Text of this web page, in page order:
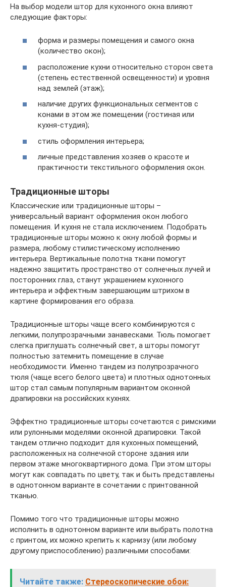
На выбор модели штор для кухонного окна влияют
следующие факторы:
форма и размеры помещения и самого окна
(количество окон);
расположение кухни относительно сторон света
(степень естественной освещенности) и уровня
над землей (этаж);
наличие других функциональных сегментов с
конами в этом же помещении (гостиная или
кухня-студия);
стиль оформления интерьера;
личные представления хозяев о красоте и
практичности текстильного оформления окон.
Традиционные шторы
Классические или традиционные шторы –
универсальный вариант оформления окон любого
помещения. И кухня не стала исключением. Подобрать
традиционные шторы можно к окну любой формы и
размера, любому стилистическому исполнению
интерьера. Вертикальные полотна ткани помогут
надежно защитить пространство от солнечных лучей и
посторонних глаз, станут украшением кухонного
интерьера и эффектным завершающим штрихом в
картине формирования его образа.
Традиционные шторы чаще всего комбинируются с
легкими, полупрозрачными занавесками. Тюль помогает
слегка приглушать солнечный свет, а шторы помогут
полностью затемнить помещение в случае
необходимости. Именно тандем из полупрозрачного
тюля (чаще всего белого цвета) и плотных однотонных
штор стал самым популярным вариантом оконной
драпировки на российских кухнях.
Эффектно традиционные шторы сочетаются с римскими
или рулонными моделями оконной драпировки. Такой
тандем отлично подходит для кухонных помещений,
расположенных на солнечной стороне здания или
первом этаже многоквартирного дома. При этом шторы
могут как совпадать по цвету, так и быть представлены
в однотонном варианте в сочетании с принтованной
тканью.
Помимо того что традиционные шторы можно
исполнить в однотонном варианте или выбрать полотна
с принтом, их можно крепить к карнизу (или любому
другому приспособлению) различными способами:
Читайте также: Стереоскопические обои: